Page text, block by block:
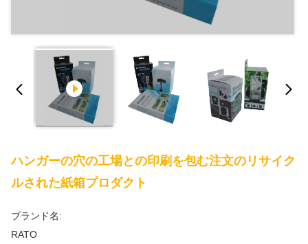
ハンガーの穴の工場との印刷を包む注文のリサイク
ルされた紙箱プロダクト
ブランド名:
RATO